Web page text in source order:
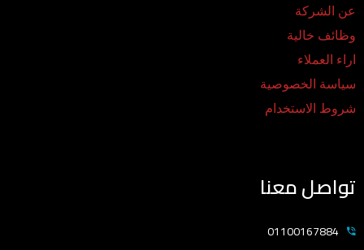
عن الشركة
وظائف خالية
اراء العملاء
سياسة الخصوصية
شروط الاستخدام
تواصل معنا
01100167884